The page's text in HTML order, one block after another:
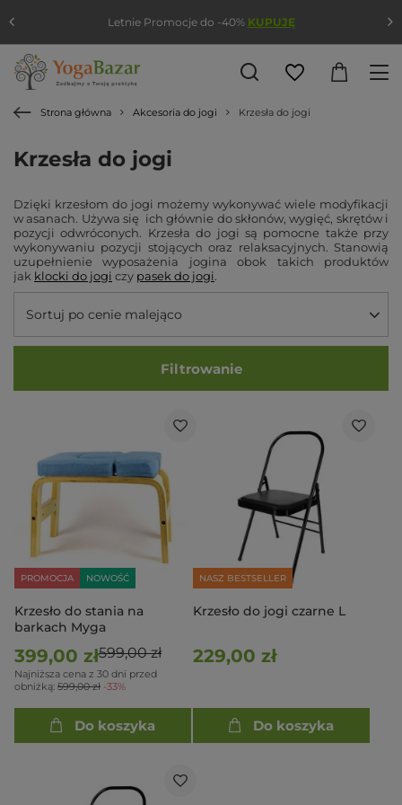
Strona główna Akcesoria do jogi Krzesła do jogi
Krzesła do jogi
Dzięki krzesłom do jogi możemy wykonywać wiele modyfikacji
w asanach. Używa się ich głównie do skłonów, wygięć, skrętów i
pozycji odwróconych. Krzesła do jogi są pomocne także przy
wykonywaniu pozycji stojących oraz relaksacyjnych. Stanowią
uzupełnienie wyposażenia jogina obok takich produktów
jak klocki do jogi czy pasek do jogi.
Sortuj po cenie malejąco
Filtrowanie
PROMOCJA NOWOŚĆ
Krzesło do stania na
barkach Myga
399,00 zł599,00 zł
Najniższa cena z 30 dni przed
obniżką: 599,00 zł -33%
Do koszyka
NASZ BESTSELLER
Krzesło do jogi czarne L
229,00 zł
Do koszyka
Letnie Promocje do -40% KUPUJĘ